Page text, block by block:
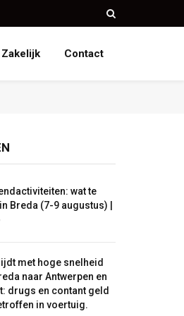
Zakelijk Contact
wat te
Breda (7-9 augustus) |
met hoge snelheid
naar Antwerpen en
drugs en contant geld
in voertuig.